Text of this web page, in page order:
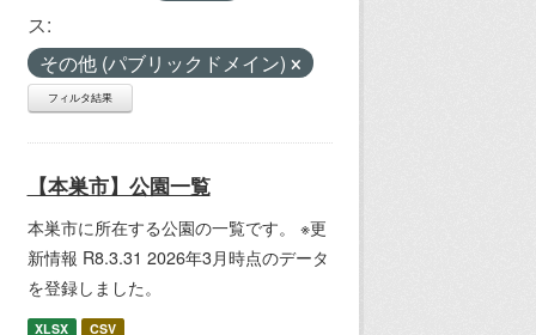
ス:
その他 (パブリックドメイン)
フィルタ結果
【本巣市】公園一覧
本巣市に所在する公園の一覧です。 ※更
新情報 R8.3.31 2026年3月時点のデータ
を登録しました。
XLSX CSV